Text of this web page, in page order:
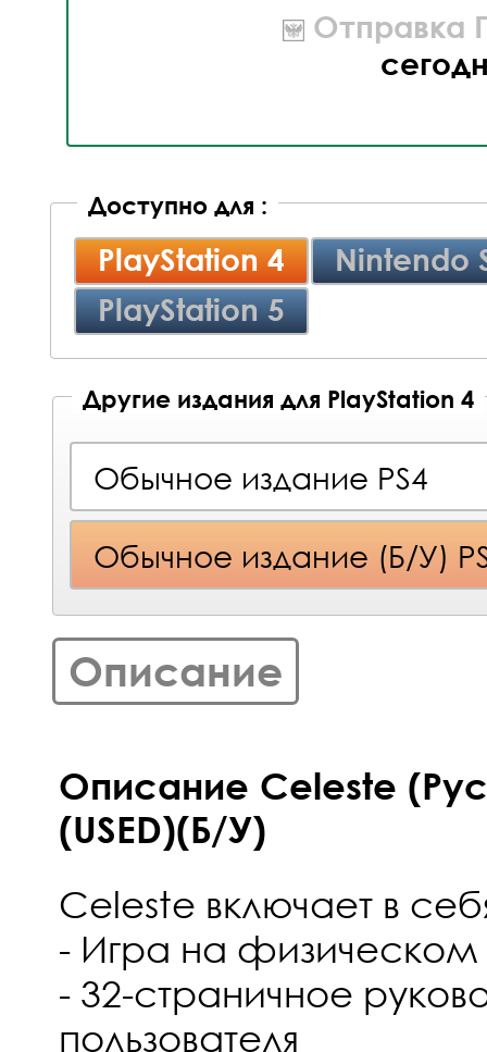
Отправка
Доступно для :
PlayStation 4
Nintendo
PlayStation 5
Другие издания для PlayStation 4
Обычное издание PS4
Обычное издание (Б/У)
Описание
Описание Celeste
(USED)(Б/У)
Celeste включает в
- Игра на физическом
- 32-страничное
пользователя